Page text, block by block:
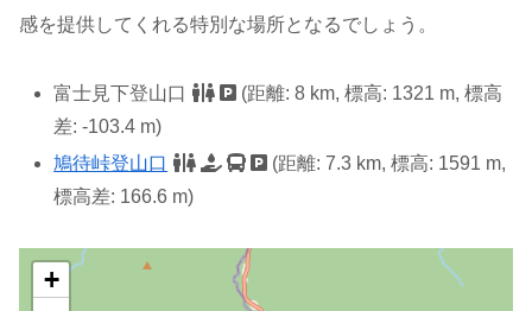
感を提供してくれる特別な場所となるでしょう。
富士見下登山口
差: -103.4 m)
鳩待峠登山口
標高差: 166.6 m)
+